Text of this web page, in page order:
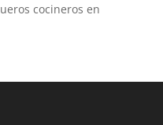
cocineros en